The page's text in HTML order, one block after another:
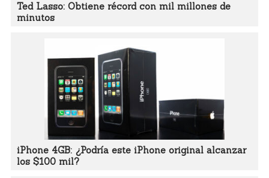
Ted Lasso: Obtiene récord con mil millones de
minutos
iPhone 4GB: ¿Podría este iPhone original alcanzar
los $100 mil?